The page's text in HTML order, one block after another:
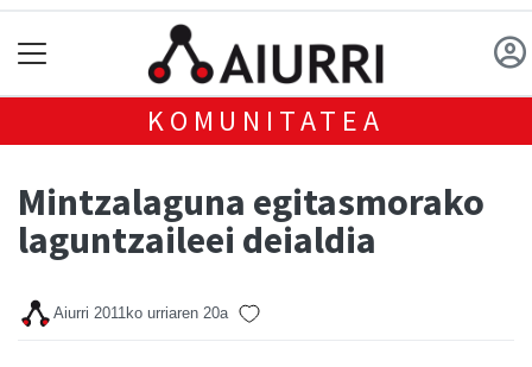
KOMUNITATEA
Mintzalaguna egitasmorako
laguntzaileei deialdia
Aiurri 2011ko urriaren 20a